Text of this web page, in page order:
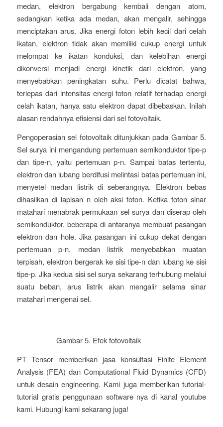
medan, elektron bergabung kembali dengan atom,
sedangkan ketika ada medan, akan mengalir, sehingga
menciptakan arus. Jika energi foton lebih kecil dari celah
ikatan, elektron tidak akan memiliki cukup energi untuk
melompat ke ikatan konduksi, dan kelebihan energi
dikonversi menjadi energi kinetik dari elektron, yang
menyebabkan peningkatan suhu. Perlu dicatat bahwa,
terlepas dari intensitas energi foton relatif terhadap energi
celah ikatan, hanya satu elektron dapat dibebaskan. Inilah
alasan rendahnya efisiensi dari sel fotovoltaik.
Pengoperasian sel fotovoltaik ditunjukkan pada Gambar 5.
Sel surya ini mengandung pertemuan semikonduktor tipe-p
dan tipe-n, yaitu pertemuan p-n. Sampai batas tertentu,
elektron dan lubang berdifusi melintasi batas pertemuan ini,
menyetel medan listrik di seberangnya. Elektron bebas
dihasilkan di lapisan n oleh aksi foton. Ketika foton sinar
matahari menabrak permukaan sel surya dan diserap oleh
semikonduktor, beberapa di antaranya membuat pasangan
elektron dan hole. Jika pasangan ini cukup dekat dengan
pertemuan p-n, medan listrik menyebabkan muatan
terpisah, elektron bergerak ke sisi tipe-n dan lubang ke sisi
tipe-p. Jika kedua sisi sel surya sekarang terhubung melalui
suatu beban, arus listrik akan mengalir selama sinar
matahari mengenai sel.
Gambar 5. Efek fotovoltaik
PT Tensor memberikan jasa konsultasi Finite Element
Analysis (FEA) dan Computational Fluid Dynamics (CFD)
untuk desain engineering. Kami juga memberikan tutorial-
tutorial gratis penggunaan software nya di kanal youtube
kami. Hubungi kami sekarang juga!